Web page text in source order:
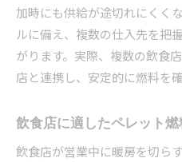
加時にも供給が途切れにくく
ルに備え、複数の仕入先を把
がります。実際、複数の飲食
店と連携し、安定的に燃料を
飲食店に適したペレット
飲食店が営業中に暖房を切ら